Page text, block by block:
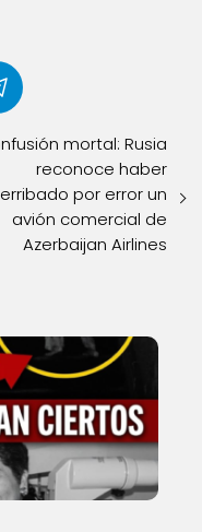
mortal: Rusia
reconoce haber
por error un
avión comercial de
Azerbaijan Airlines